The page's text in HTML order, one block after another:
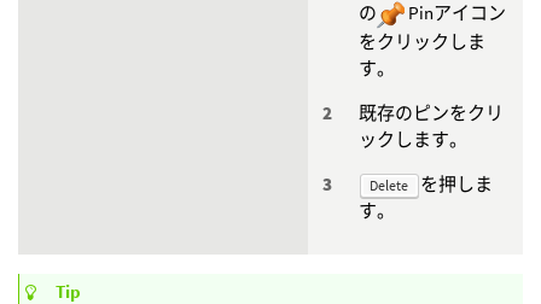
の
Pinアイコン
をクリックしま
す。
既存のピンをクリ
ックします。
Delete
を押しま
す。
Tip